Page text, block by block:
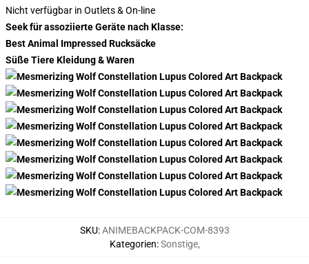
Nicht verfügbar in Outlets & On-line
Seek für assoziierte Geräte nach Klasse:
Best Animal Impressed Rucksäcke
Süße Tiere Kleidung & Waren
SKU:ANIMEBACKPACK-COM-8393
Kategorien:Sonstige,